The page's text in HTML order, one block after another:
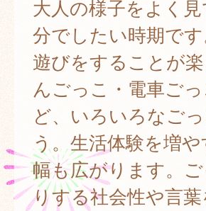
大人の様子をよく
分でしたい時期で
遊びをすることが
んごっこ・電車ご
ど、いろいろなご
う。生活体験を増
幅も広がります。
りする社会性や言